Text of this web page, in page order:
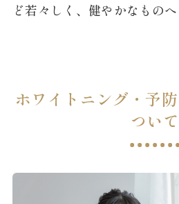
ど若々しく、健やかなものへ
ホワイトニング・予
ついて